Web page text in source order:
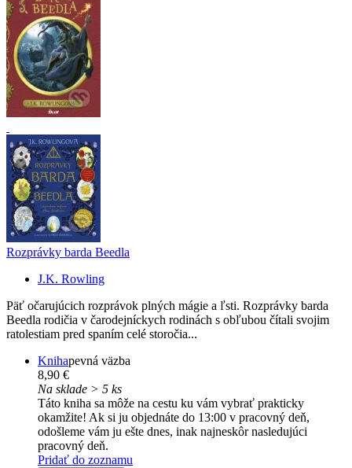
Rozprávky barda Beedla
J.K. Rowling
Päť očarujúcich rozprávok plných mágie a ľsti. Rozprávky barda
Beedla rodičia v čarodejníckych rodinách s obľubou čítali svojim
ratolestiam pred spaním celé storočia...
Knihapevná väzba
8,90 €
Na sklade > 5 ks
Táto kniha sa môže na cestu ku vám vybrať prakticky
okamžite! Ak si ju objednáte do 13:00 v pracovný deň,
odošleme vám ju ešte dnes, inak najneskôr nasledujúci
pracovný deň.
Pridať do zoznamu